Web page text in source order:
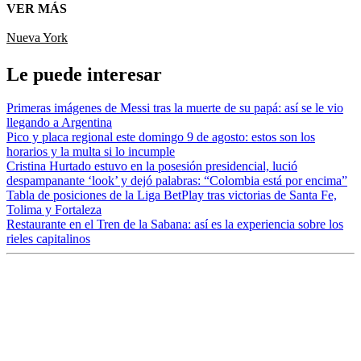
VER MÁS
Nueva York
Le puede interesar
Primeras imágenes de Messi tras la muerte de su papá: así se le vio
llegando a Argentina
Pico y placa regional este domingo 9 de agosto: estos son los
horarios y la multa si lo incumple
Cristina Hurtado estuvo en la posesión presidencial, lució
despampanante ‘look’ y dejó palabras: “Colombia está por encima”
Tabla de posiciones de la Liga BetPlay tras victorias de Santa Fe,
Tolima y Fortaleza
Restaurante en el Tren de la Sabana: así es la experiencia sobre los
rieles capitalinos